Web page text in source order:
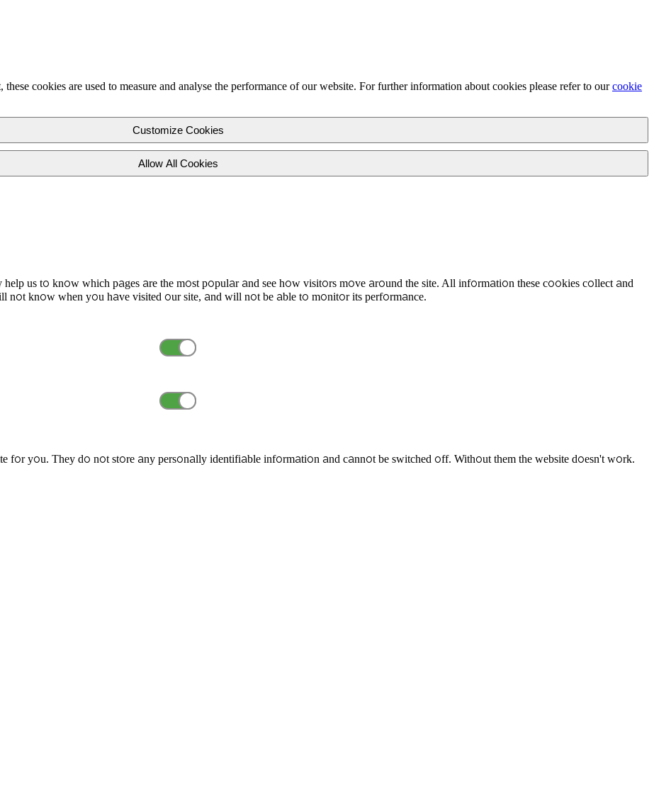
cookies are used to measure and analyse the performance of our website. For further information about cookies please refer to ourcookie
Customize Cookies
Allow All Cookies
us to know which pages are the most popular and see how visitors move around the site. All information these cookies collect and
know when you have visited our site, and will not be able to monitor its performance.
for you. They do not store any personally identifiable information and cannot be switched off. Without them the website doesn't work.